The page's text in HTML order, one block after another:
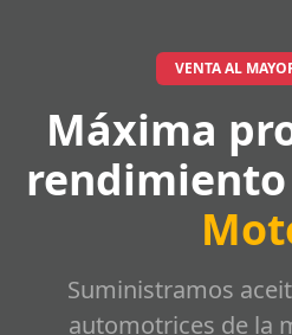
VENTA AL
Máxima
Suministramos
automotrices de la